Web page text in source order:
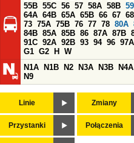
55B 55C 56 57 58A 58B 59
64A 64B 65A 65B 66 67 68
73 75A 75B 76 77 78 80A
84B 85A 85B 86 87A 87B
91C 92A 92B 93 94 96 97A
G1 G2 H
W
N1A
N1B N2 N3A N3B N4A
N9
Linie Zmiany
Przystanki Połączenia